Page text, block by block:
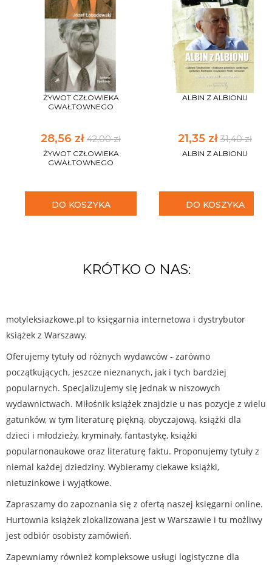
ŻYWOT CZŁOWIEKA
GWAŁTOWNEGO
28,56 zł 42,00 zł
ŻYWOT CZŁOWIEKA
GWAŁTOWNEGO
DO KOSZYKA
ALBIN Z ALBIONU
21,35 zł 31,40 zł
ALBIN Z ALBIONU
DO KOSZYKA
KRÓTKO O NAS:
motyleksiazkowe.pl to księgarnia internetowa i dystrybutor
książek z Warszawy.
Oferujemy tytuły od różnych wydawców - zarówno
początkujących, jeszcze nieznanych, jak i tych bardziej
popularnych. Specjalizujemy się jednak w niszowych
wydawnictwach. Miłośnik książek znajdzie u nas pozycje z wielu
gatunków, w tym literaturę piękną, obyczajową, książki dla
dzieci i młodzieży, kryminały, fantastykę, książki
popularnonaukowe oraz literaturę faktu. Proponujemy tytuły z
niemal każdej dziedziny. Wybieramy ciekawe książki,
nietuzinkowe i wyjątkowe.
Zapraszamy do zapoznania się z ofertą naszej księgarni online.
Hurtownia książek zlokalizowana jest w Warszawie i tu możliwy
jest odbiór osobisty zamówień.
Zapewniamy również kompleksowe usługi logistyczne dla